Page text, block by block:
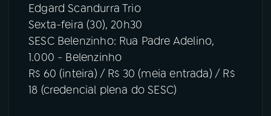
Edgard Scandurra Trio
Sexta-feira (30), 20h30
SESC Belenzinho: Rua Padre Adelino,
1.000 - Belenzinho
R$ 60 (inteira) / R$ 30 (meia entrada) / R$
18 (credencial plena do SESC)